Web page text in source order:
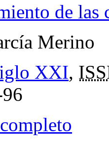
de las
Merino
XXI,